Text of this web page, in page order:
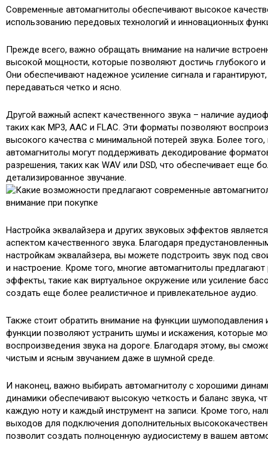
Современные автомагнитолы обеспечивают высокое
использованию передовых технологий и инновационных
Прежде всего, важно обращать внимание на наличие
высокой мощности, которые позволяют достичь глубокого
Они обеспечивают надежное усиление сигнала и
передаваться четко и ясно.
Другой важный аспект качественного звука – наличие
таких как MP3, AAC и FLAC. Эти форматы позволяют
высокого качества с минимальной потерей звука. Более
автомагнитолы могут поддерживать декодирование
разрешения, таких как WAV или DSD, что обеспечивает еще
детализированное звучание.
Настройка эквалайзера и других звуковых эффектов
аспектом качественного звука. Благодаря
настройкам эквалайзера, вы можете подстроить звук под
и настроение. Кроме того, многие автомагнитолы
эффекты, такие как виртуальное окружение или усиление
создать еще более реалистичное и привлекательное аудио.
Также стоит обратить внимание на функции шумоподавления
функции позволяют устранить шумы и искажения, которые
воспроизведения звука на дороге. Благодаря этому, вы
чистым и ясным звучанием даже в шумной среде.
И наконец, важно выбирать автомагнитолу с хорошими
динамики обеспечивают высокую четкость и баланс звука,
каждую ноту и каждый инструмент на записи. Кроме того,
выходов для подключения дополнительных
позволит создать полноценную аудиосистему в вашем